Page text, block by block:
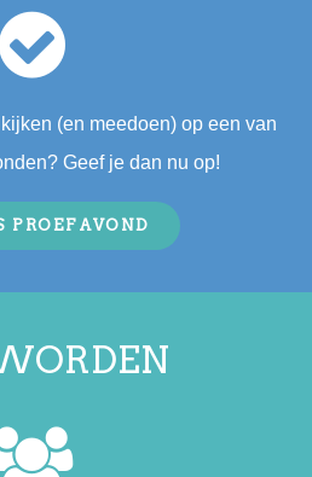
(en meedoen) op een van
Geef je dan nu op!
PROEFAVOND